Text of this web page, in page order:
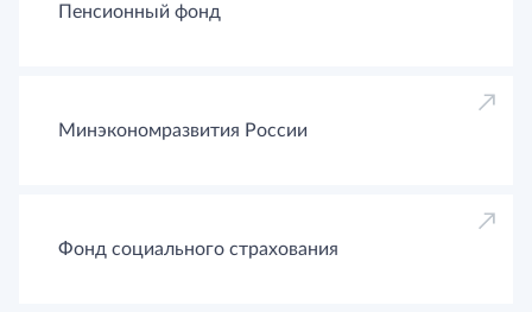
Пенсионный фонд
Минэкономразвития России
Фонд социального страхования